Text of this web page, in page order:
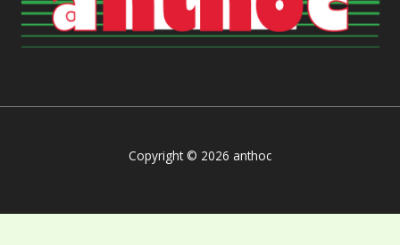
Copyright © 2026 anthoc